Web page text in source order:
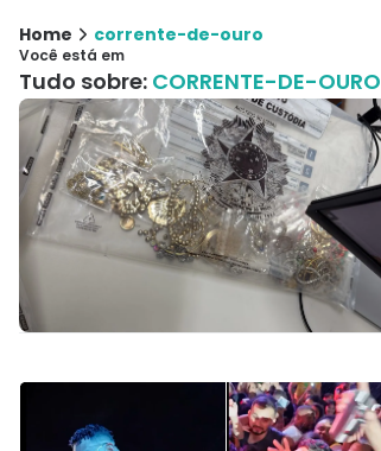
Home corrente-de-ouro
Você está em
Tudo sobre: CORRENTE-DE-OURO